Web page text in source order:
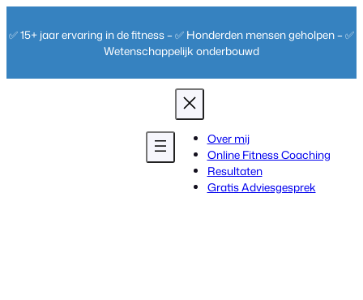
naar
✅ 15+ jaar ervaring in de fitness – ✅ Honderden mensen geholpen – ✅
Wetenschappelijk onderbouwd
Over mij
Online Fitness Coaching
Resultaten
Gratis Adviesgesprek